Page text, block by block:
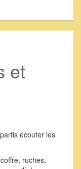
et
écouter les
ruches,